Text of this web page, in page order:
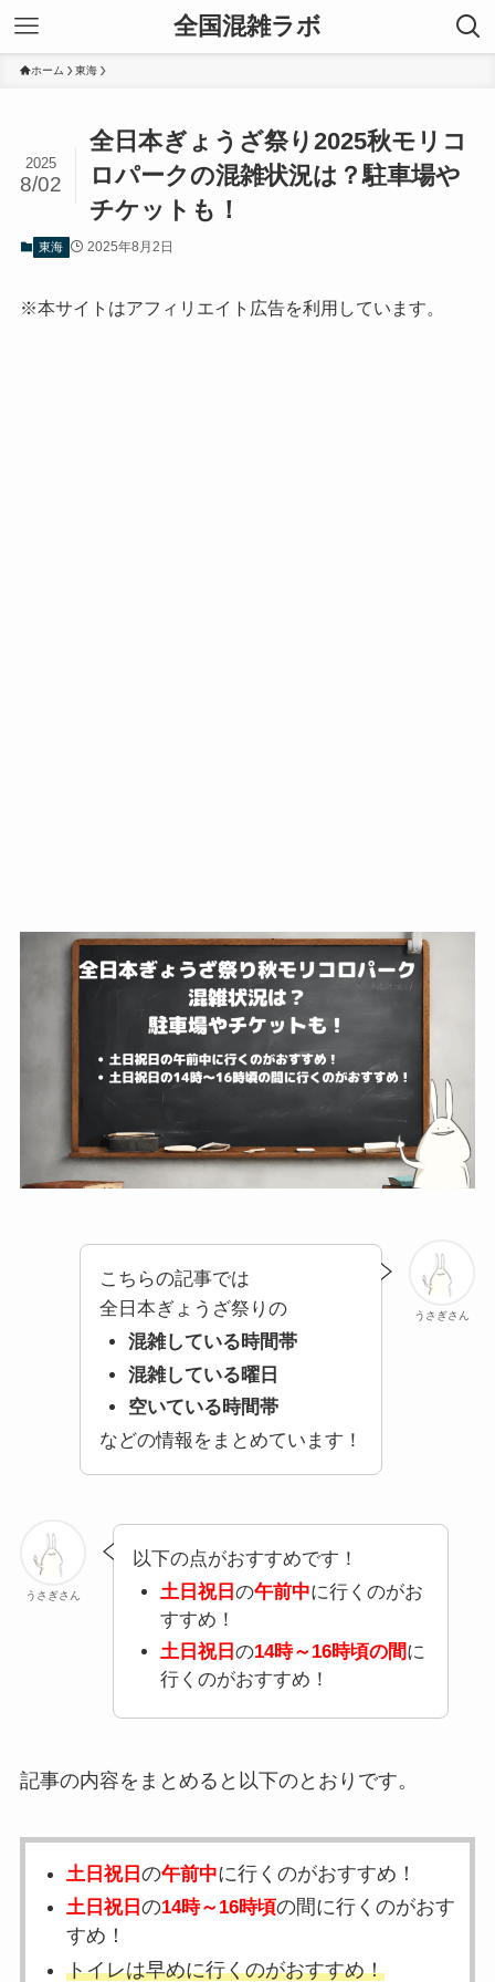
全国混雑ラボ
ホーム 東海
全日本ぎょうざ祭り2025秋モリコ
ロパークの混雑状況は？駐車場や
チケットも！
2025
8/02
東海 2025年8月2日
※本サイトはアフィリエイト広告を利用しています。
うさぎさん
こちらの記事では
全日本ぎょうざ祭りの
混雑している時間帯
混雑している曜日
空いている時間帯
などの情報をまとめています！
うさぎさん
以下の点がおすすめです！
土日祝日の午前中に行くのがお
すすめ！
土日祝日の14時～16時頃の間に
行くのがおすすめ！
記事の内容をまとめると以下のとおりです。
土日祝日 の午前中に行くのがおすすめ！
土日祝日 の14時～16時頃の間に行くのがおす
すめ！
トイレは早めに行くのがおすすめ！